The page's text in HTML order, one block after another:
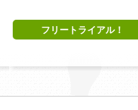
フリートライアル！